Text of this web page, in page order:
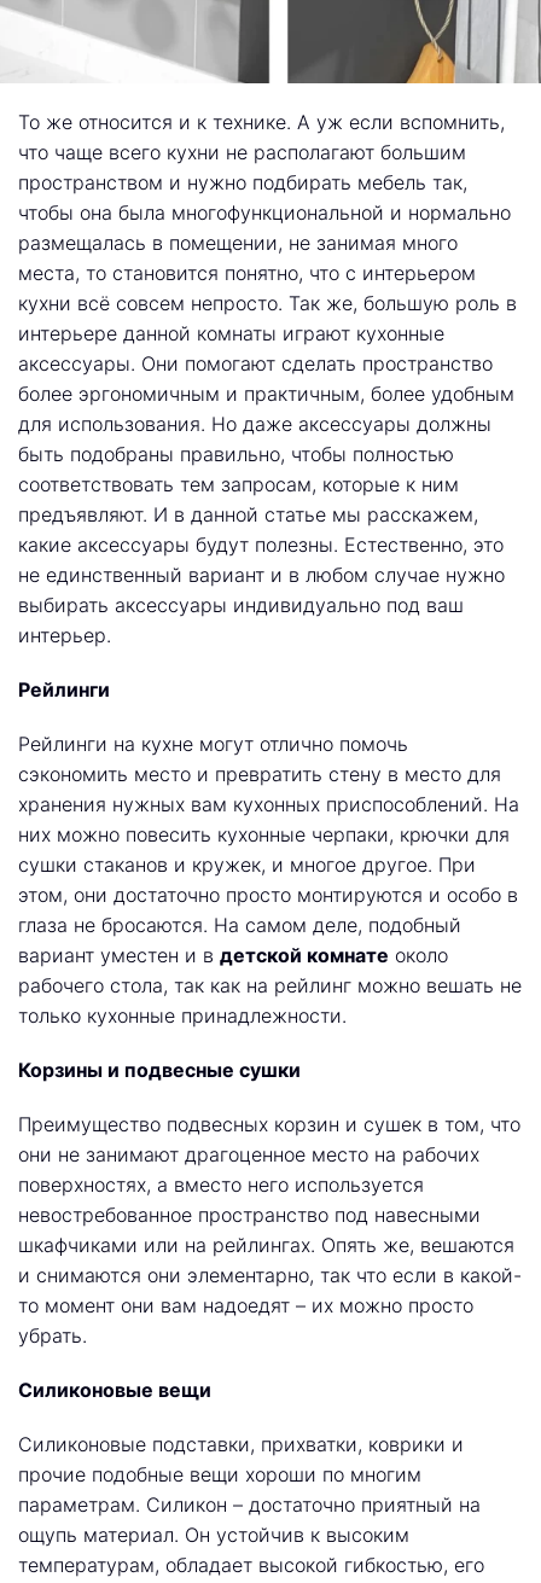
То же относится и к технике. А уж если вспомнить,
что чаще всего кухни не располагают большим
пространством и нужно подбирать мебель так,
чтобы она была многофункциональной и нормально
размещалась в помещении, не занимая много
места, то становится понятно, что с интерьером
кухни всё совсем непросто. Так же, большую роль в
интерьере данной комнаты играют кухонные
аксессуары. Они помогают сделать пространство
более эргономичным и практичным, более удобным
для использования. Но даже аксессуары должны
быть подобраны правильно, чтобы полностью
соответствовать тем запросам, которые к ним
предъявляют. И в данной статье мы расскажем,
какие аксессуары будут полезны. Естественно, это
не единственный вариант и в любом случае нужно
выбирать аксессуары индивидуально под ваш
интерьер.
Рейлинги
Рейлинги на кухне могут отлично помочь
сэкономить место и превратить стену в место для
хранения нужных вам кухонных приспособлений. На
них можно повесить кухонные черпаки, крючки для
сушки стаканов и кружек, и многое другое. При
этом, они достаточно просто монтируются и особо в
глаза не бросаются. На самом деле, подобный
вариант уместен и в детской комнате около
рабочего стола, так как на рейлинг можно вешать не
только кухонные принадлежности.
Корзины и подвесные сушки
Преимущество подвесных корзин и сушек в том, что
они не занимают драгоценное место на рабочих
поверхностях, а вместо него используется
невостребованное пространство под навесными
шкафчиками или на рейлингах. Опять же, вешаются
и снимаются они элементарно, так что если в какой-
то момент они вам надоедят – их можно просто
убрать.
Силиконовые вещи
Силиконовые подставки, прихватки, коврики и
прочие подобные вещи хороши по многим
параметрам. Силикон – достаточно приятный на
ощупь материал. Он устойчив к высоким
температурам, обладает высокой гибкостью, его